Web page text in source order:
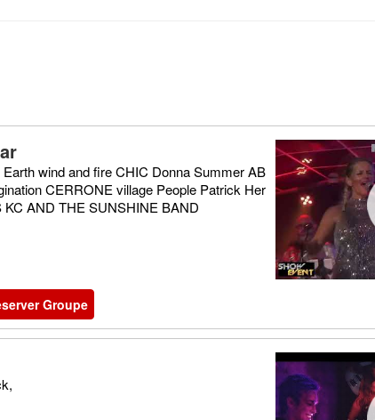
wind and fire CHIC Donna Summer AB
CERRONE village People Patrick Her
KC AND THE SUNSHINE BAND
Groupe